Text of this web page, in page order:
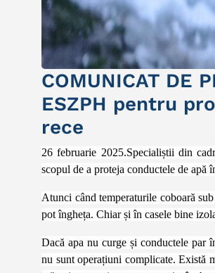
COMUNICAT DE
ESZPH pentru
rece
26 februarie 2025.Specialiștii din
scopul de a proteja conductele de apă
Atunci când temperaturile coboară
pot îngheța. Chiar și în casele bine
Dacă apa nu curge și conductele par
nu sunt operațiuni complicate. Există